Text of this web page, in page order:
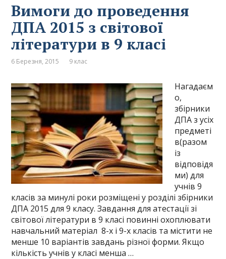
Вимоги до проведення
ДПА 2015 з світової
літератури в 9 класі
6 Березня, 2015 9 клас
Нагадаєм
о,
збірники
ДПА з усіх
предметі
в(разом
із
відповідя
ми) для
учнів 9
класів за минулі роки розміщені у розділі збірники
ДПА 2015 для 9 класу. Завдання для атестації зі
світової літератури в 9 класі повинні охоплювати
навчальний матеріал 8-х і 9-х класів та містити не
менше 10 варіантів завдань різної форми. Якщо
кількість учнів у класі менша …